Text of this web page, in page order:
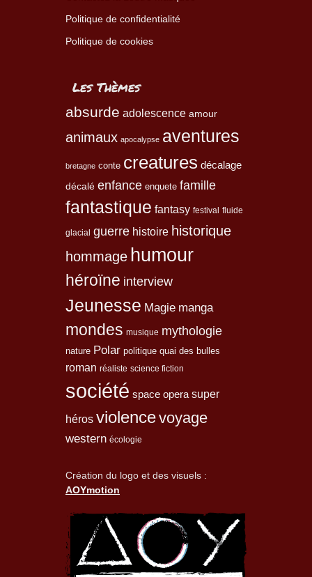
Politique de confidentialité
Politique de cookies
Les Thèmes
absurde adolescence amour
animaux apocalypse aventures
bretagne conte creatures décalage
décalé enfance enquete famille
fantastique fantasy festival fluide
glacial guerre histoire historique
hommage humour
héroïne interview
Jeunesse Magie manga
mondes musique mythologie
nature Polar politique quai des bulles
roman réaliste science fiction
société space opera super
héros violencevoyage
western écologie
Création du logo et des visuels :
AOYmotion